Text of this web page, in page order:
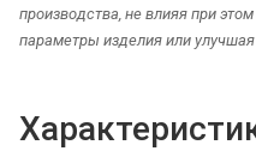
производства, не влияя при
параметры изделия или улучшая